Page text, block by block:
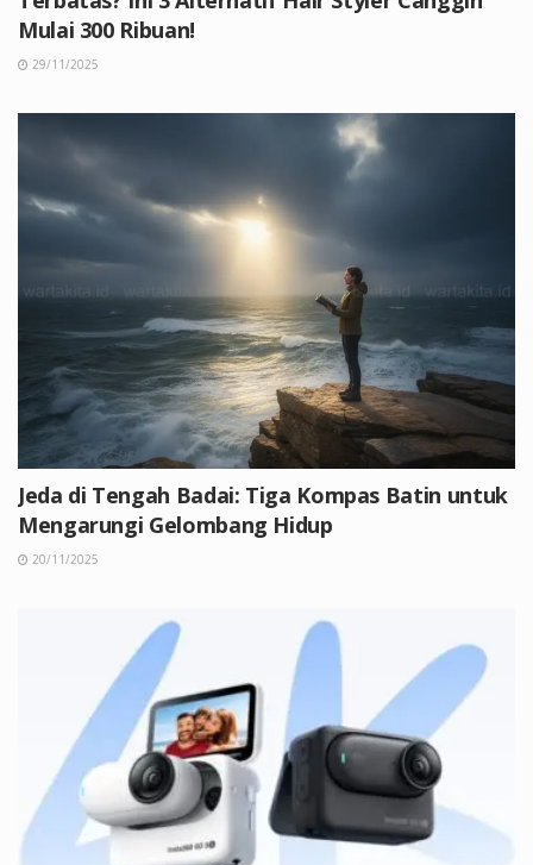
Mulai 300 Ribuan!
29/11/2025
Jeda di Tengah Badai: Tiga Kompas Batin untuk
Mengarungi Gelombang Hidup
20/11/2025